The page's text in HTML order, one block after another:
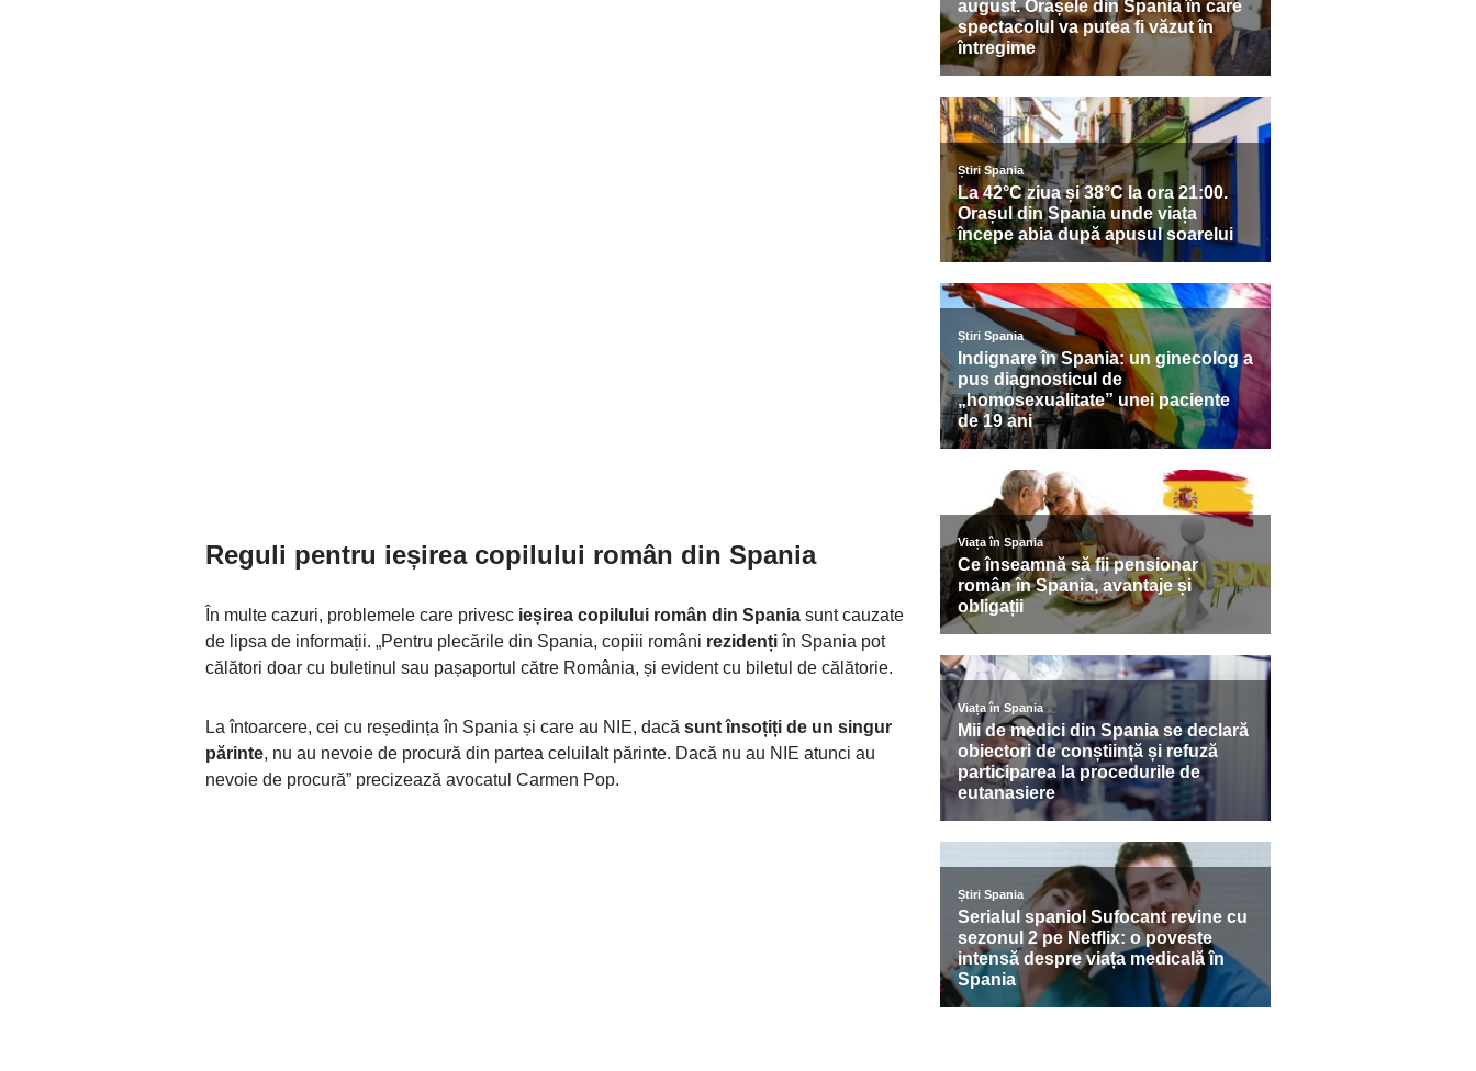
Reguli pentru ieșirea copilului român din Spania
În multe cazuri, problemele care privesc ieșirea copilului român din Spania sunt cauzate
de lipsa de informații. „Pentru plecările din Spania, copiii români rezidențiîn Spania pot
călători doar cu buletinul sau pașaportul către România, și evident cu biletul de călătorie.
La întoarcere, cei cu reședința în Spania și care au NIE, dacă sunt însoțiți de un singur
părinte, nu au nevoie de procură din partea celuilalt părinte. Dacă nu au NIE atunci au
nevoie de procură” precizează avocatul Carmen Pop.